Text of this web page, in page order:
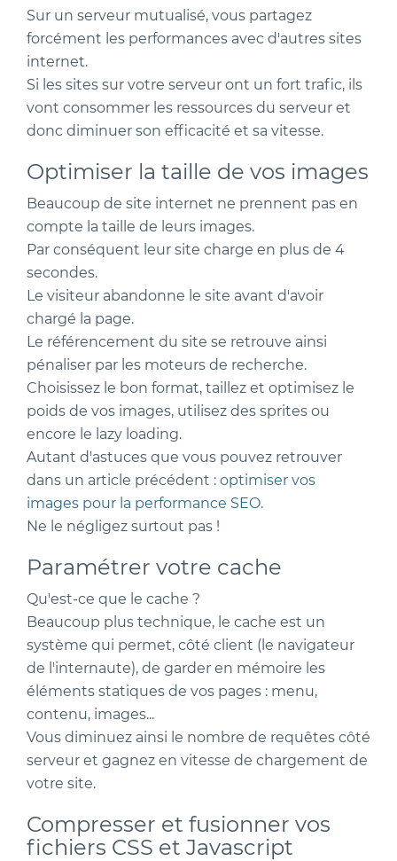
Sur un serveur mutualisé, vous partagez
forcément les performances avec d'autres sites
internet.
Si les sites sur votre serveur ont un fort trafic, ils
vont consommer les ressources du serveur et
donc diminuer son efficacité et sa vitesse.
Optimiser la taille de vos images
Beaucoup de site internet ne prennent pas en
compte la taille de leurs images.
Par conséquent leur site charge en plus de 4
secondes.
Le visiteur abandonne le site avant d'avoir
chargé la page.
Le référencement du site se retrouve ainsi
pénaliser par les moteurs de recherche.
Choisissez le bon format, taillez et optimisez le
poids de vos images, utilisez des sprites ou
encore le lazy loading.
Autant d'astuces que vous pouvez retrouver
dans un article précédent : optimiser vos
images pour la performance SEO.
Ne le négligez surtout pas !
Paramétrer votre cache
Qu'est-ce que le cache ?
Beaucoup plus technique, le cache est un
système qui permet, côté client (le navigateur
de l'internaute), de garder en mémoire les
éléments statiques de vos pages : menu,
contenu, images...
Vous diminuez ainsi le nombre de requêtes côté
serveur et gagnez en vitesse de chargement de
votre site.
Compresser et fusionner vos
fichiers CSS et Javascript